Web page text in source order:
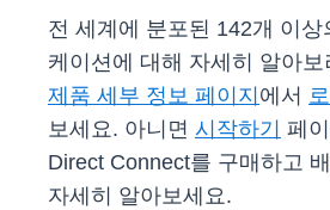
전 세계에 분포된 142개 이
케이션에 대해 자세히 알아
제품 세부 정보 페이지 에서
보세요. 아니면 시작하기
페
Direct Connect를 구매하고
자세히 알아보세요.